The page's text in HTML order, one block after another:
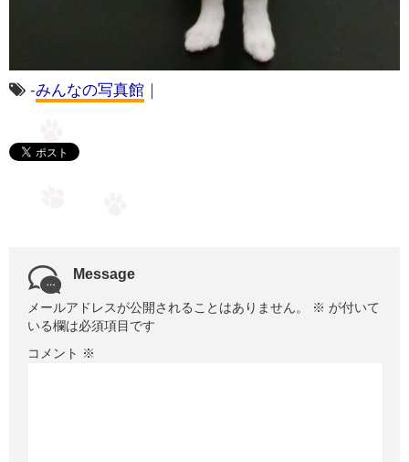
-みんなの写真館
Message
メールアドレスが公開されることはありません。 ※ が付いて
いる欄は必須項目です
コメント ※